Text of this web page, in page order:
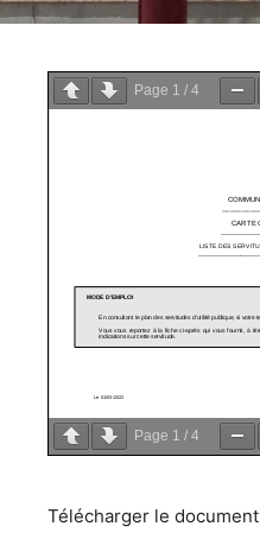
Page 1 / 4
Page 1 / 4
Télécharger le document